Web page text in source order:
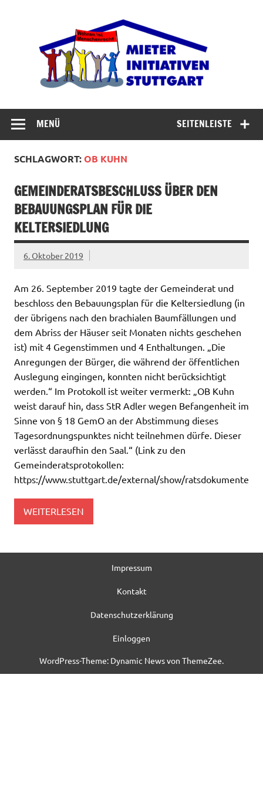
verteidigen
SEITENLEISTE
MENÜ
SCHLAGWORT:OB KUHN
GEMEINDERATSBESCHLUSS ÜBER DEN
BEBAUUNGSPLAN FÜR DIE
KELTERSIEDLUNG
6. Oktober 2019
Am 26. September 2019 tagte der Gemeinderat und
beschloss den Bebauungsplan für die Keltersiedlung (in
der übrigens nach den brachialen Baumfällungen und
dem Abriss der Häuser seit Monaten nichts geschehen
ist) mit 4 Gegenstimmen und 4 Enthaltungen. „Die
Anregungen der Bürger, die während der öffentlichen
Auslegung eingingen, konnten nicht berücksichtigt
werden.“ Im Protokoll ist weiter vermerkt: „OB Kuhn
weist darauf hin, dass StR Adler wegen Befangenheit im
Sinne von § 18 GemO an der Abstimmung dieses
Tagesordnungspunktes nicht teilnehmen dürfe. Dieser
verlässt daraufhin den Saal.“ (Link zu den
Gemeinderatsprotokollen:
https://www.stuttgart.de/external/show/ratsdokumente
WEITERLESEN
Impressum
Kontakt
Datenschutzerklärung
Einloggen
WordPress-Theme: Dynamic News von ThemeZee.